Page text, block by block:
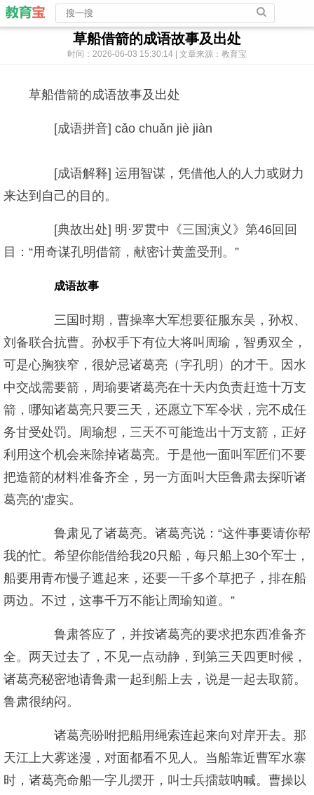
草船借箭的成语故事及出处
时间：2026-06-03 15:30:14 | 文章来源：教育宝
草船借箭的成语故事及出处
[成语拼音] cǎo chuǎn jiè jiàn
[成语解释] 运用智谋，凭借他人的人力或财力
来达到自己的目的。
[典故出处] 明·罗贯中《三国演义》第46回回
目：“用奇谋孔明借箭，献密计黄盖受刑。”
成语故事
三国时期，曹操率大军想要征服东吴，孙权、
刘备联合抗曹。孙权手下有位大将叫周瑜，智勇双全，
可是心胸狭窄，很妒忌诸葛亮（字孔明）的才干。因水
中交战需要箭，周瑜要诸葛亮在十天内负责赶造十万支
箭，哪知诸葛亮只要三天，还愿立下军令状，完不成任
务甘受处罚。周瑜想，三天不可能造出十万支箭，正好
利用这个机会来除掉诸葛亮。于是他一面叫军匠们不要
把造箭的材料准备齐全，另一方面叫大臣鲁肃去探听诸
葛亮的'虚实。
鲁肃见了诸葛亮。诸葛亮说：“这件事要请你帮
我的忙。希望你能借给我20只船，每只船上30个军士，
船要用青布慢子遮起来，还要一千多个草把子，排在船
两边。不过，这事千万不能让周瑜知道。”
鲁肃答应了，并按诸葛亮的要求把东西准备齐
全。两天过去了，不见一点动静，到第三天四更时候，
诸葛亮秘密地请鲁肃一起到船上去，说是一起去取箭。
鲁肃很纳闷。
诸葛亮吩咐把船用绳索连起来向对岸开去。那
天江上大雾迷漫，对面都看不见人。当船靠近曹军水寨
时，诸葛亮命船一字儿摆开，叫士兵擂鼓呐喊。曹操以